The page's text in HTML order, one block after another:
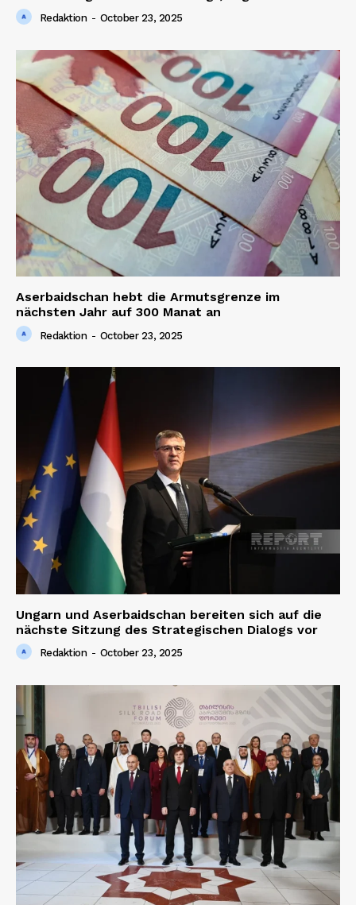
Redaktion - October 23, 2025
Aserbaidschan hebt die Armutsgrenze im
nächsten Jahr auf 300 Manat an
Redaktion - October 23, 2025
Ungarn und Aserbaidschan bereiten sich auf die
nächste Sitzung des Strategischen Dialogs vor
Redaktion - October 23, 2025